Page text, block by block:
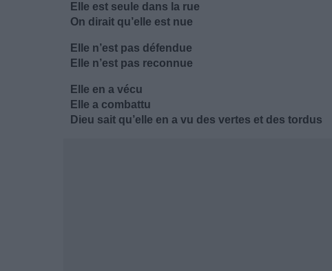
Elle est seule dans la rue
On dirait qu’elle est nue
Elle n’est pas défendue
Elle n’est pas reconnue
Elle en a vécu
Elle a combattu
Dieu sait qu’elle en a vu des vertes et des tordus